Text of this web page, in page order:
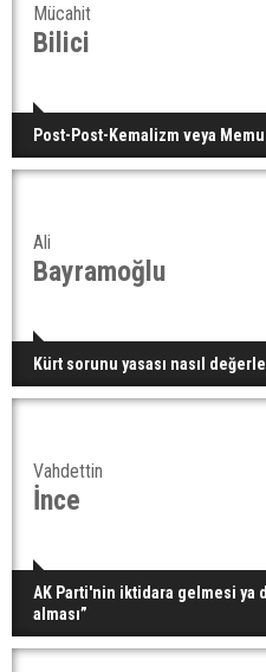
Mücahit
Bilici
Post-Post-Kemalizm veya
Ali
Bayramoğlu
Kürt sorunu yasası nasıl
Vahdettin
İnce
AK Parti'nin iktidara gelmesi ya
alması”